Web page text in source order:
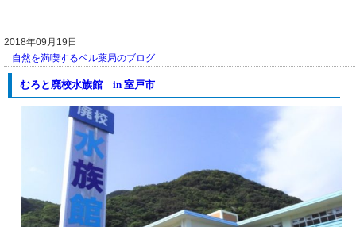
2018年09月19日
自然を満喫するベル薬局のブログ
むろと廃校水族館 in 室戸市